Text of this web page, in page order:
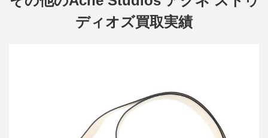
ディオズ買取実績